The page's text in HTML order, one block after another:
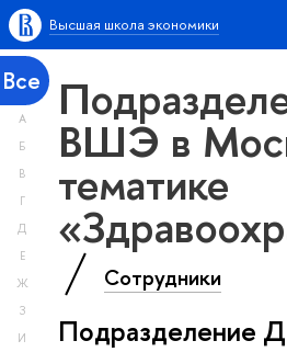
Высшая школа экономики
Все
А
Б
В
Г
Д
Е
Ж
З
И
ВШЭ в
тематике
Сотрудники
Подразделение